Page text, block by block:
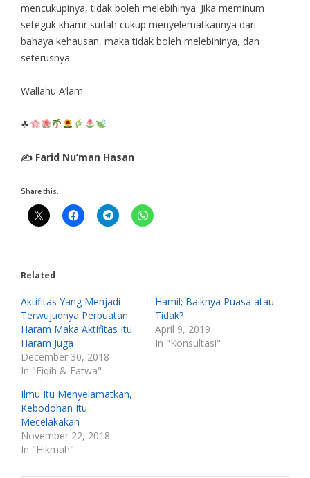
mencukupinya, tidak boleh melebihinya. Jika meminum
seteguk khamr sudah cukup menyelematkannya dari
bahaya kehausan, maka tidak boleh melebihinya, dan
seterusnya.
Wallahu A’lam
☘
✍ Farid Nu’man Hasan
Share this:
Related
Aktifitas Yang Menjadi
Terwujudnya Perbuatan
Haram Maka Aktifitas Itu
Haram Juga
December 30, 2018
In "Fiqih & Fatwa"
Hamil; Baiknya Puasa atau
Tidak?
April 9, 2019
In "Konsultasi"
Ilmu Itu Menyelamatkan,
Kebodohan Itu
Mecelakakan
November 22, 2018
In "Hikmah"